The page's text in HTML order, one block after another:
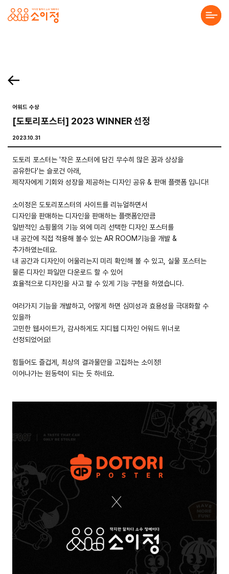
홈페이지 제작·반응형홈페이지제작 전문 소이정 | 수원 홈페이지 제작업체, 모바
. 목록보기 Prev Next 프로젝트 의뢰를 맡기고 싶으세요? 프로젝트의 세부 내용을 알려주시면, 검토 후 견적서를 보내드리겠습니다. 전하고 싶은 말이 있나요? 프로
Solution
Service
Community
어워드 수상
[도토리포스터] 2023 WINNER 선정
2023.10.31
도토리 포스터는 '작은 포스터에 담긴 무수히 많은 꿈과 상상을
공유한다'는 슬로건 아래,
제작자에게 기회와 성장을 제공하는 디자인 공유 & 판매 플랫폼 입니다!
소이정은 도토리포스터의 사이트를 리뉴얼하면서
디자인을 판매하는 디자인을 판매하는 플랫폼인만큼
일반적인 쇼핑몰의 기능 외에 미리 선택한 디자인 포스터를
내 공간에 직접 적용해 볼수 있는 AR ROOM기능을 개발 &
추가하였는데요.
내 공간과 디자인이 어울리는지 미리 확인해 볼 수 있고, 실물 포스터는
물론 디자인 파일만 다운로드 할 수 있어
효율적으로 디자인을 사고 팔 수 있게 기능 구현을 하였습니다.
여러가지 기능을 개발하고, 어떻게 하면 심미성과 효용성을 극대화할 수
있을까
고민한 웹사이트가, 감사하게도 지디웹 디자인 어워드 위너로
선정되었어요!
힘들어도 즐겁게, 최상의 결과물만을 고집하는 소이정!
이어나가는 원동력이 되는 듯 하네요.